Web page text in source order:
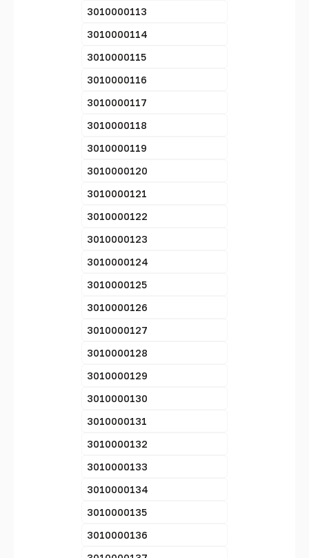
3010000113
3010000114
3010000115
3010000116
3010000117
3010000118
3010000119
3010000120
3010000121
3010000122
3010000123
3010000124
3010000125
3010000126
3010000127
3010000128
3010000129
3010000130
3010000131
3010000132
3010000133
3010000134
3010000135
3010000136